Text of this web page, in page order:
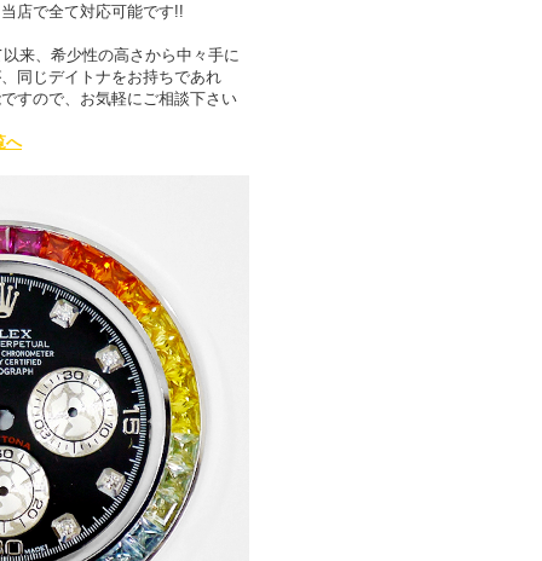
店で全て対応可能です!!
来、希少性の高さから中々手に
同じデイトナをお持ちであれ
すので、お気軽にご相談下さい
へ